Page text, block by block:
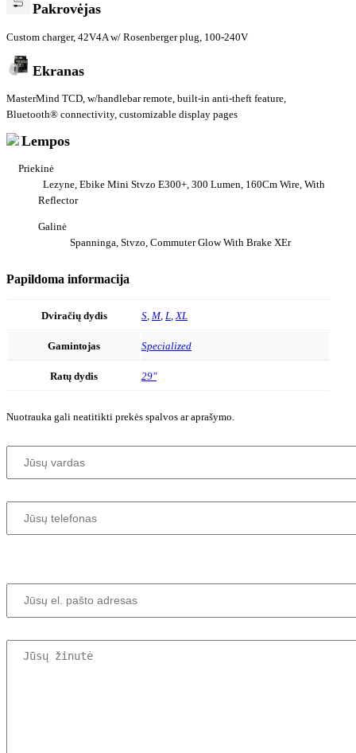
Pakrovėjas
Custom charger, 42V4A w/ Rosenberger plug, 100-240V
Ekranas
MasterMind TCD, w/handlebar remote, built-in anti-theft feature,
Bluetooth® connectivity, customizable display pages
Lempos
Priekinė
Lezyne, Ebike Mini Stvzo E300+, 300 Lumen, 160Cm Wire, With
Reflector
Galinė
Spanninga, Stvzo, Commuter Glow With Brake XEr
Papildoma informacija
Dviračių dydis S M, L XL
Gamintojas Specialized
Ratų dydis 29"
Nuotrauka gali neatitikti prekės spalvos ar aprašymo.